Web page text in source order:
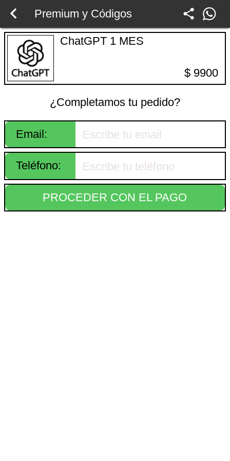
Premium y Códigos
ChatGPT 1 MES
$ 9900
¿Completamos tu pedido?
Email:
Teléfono:
PROCEDER CON EL PAGO